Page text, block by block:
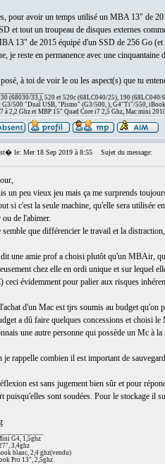
pour avoir un temps utilisé un MBA 13" de
et tout un troupeau de disques externes
13" de 2015 équipé d'un SSD de 256 Go (et
je reste en permanence avec une
à toi de voir le ou les aspect(s) que tu
(68030/33,), 520 et 520c (68LC040/25), 190 (68LC040/
G3/500 "Dual USB, "Pismo" (G3/500, ), G4"Ti"/550,
à 2,2 Ghz et MBP 15" Quad Core i7 2,5 Ghz, Mac mini
le: Mer 18 Sep 2019 à 8:55 Sujet du message:
un peu vieux jeu mais ça me surprends
si c'est la seule machine, qu'elle sera utilisée
ou de l'abimer.
semble que différencier le travail et la
une amie prof a choisi plutôt qu'un MBAir,
chez elle en ordi unique et sur lequel
ceci évidemment pour palier aux risques
d'un Mac est tjrs soumis au budget qu'on
a dû faire quelques concessions et choisi
une autre personne qui possède un Mc à
je rappelle combien il est important de
est sans jugement bien sûr et pour
puisqu'elles sont soudées. Pour le stockage il
G4, 1,5ghz
3,4ghz
blanc, 2,4 ghz(vendu)
Pro 13", 2,5ghz